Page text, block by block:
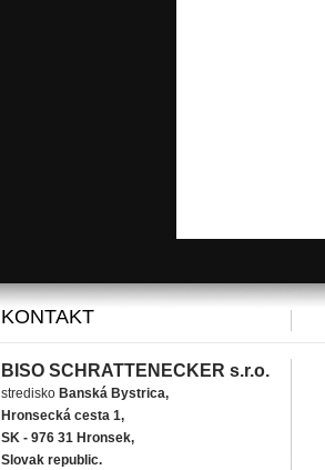
KONTAKT
BISO SCHRATTENECKER s.r.o.
stredisko Banská Bystrica,
Hronsecká cesta 1,
SK - 976 31 Hronsek,
Slovak republic.